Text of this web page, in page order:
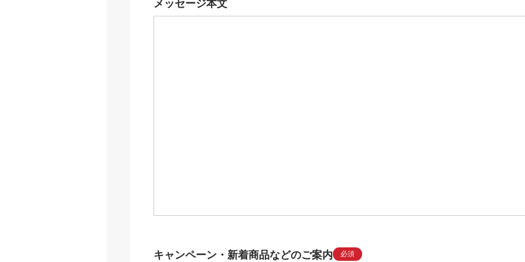
メッセージ本文
キャンペーン・新着商品などのご案内 必須